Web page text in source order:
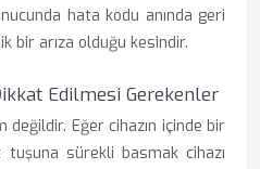
hata kodu anında geri
bir arıza olduğu kesindir.
Edilmesi Gerekenler
Eğer cihazın içinde bir
sürekli basmak cihazı